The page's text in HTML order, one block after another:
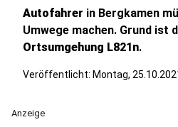
Autofahrer in Bergkamen
Umwege machen. Grund ist
Ortsumgehung L821n.
Veröffentlicht: Montag,
Anzeige